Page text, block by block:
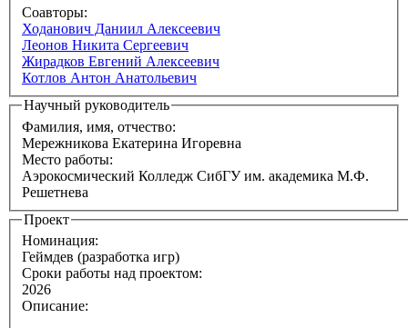
Соавторы:
Ходанович Даниил Алексеевич
Леонов Никита Сергеевич
Жирадков Евгений Алексеевич
Котлов Антон Анатольевич
Научный руководитель
Фамилия, имя, отчество:
Мережникова Екатерина Игоревна
Место работы:
Аэрокосмический Колледж СибГУ им. академика М.Ф.
Решетнева
Проект
Номинация:
Геймдев (разработка игр)
Сроки работы над проектом:
2026
Описание: